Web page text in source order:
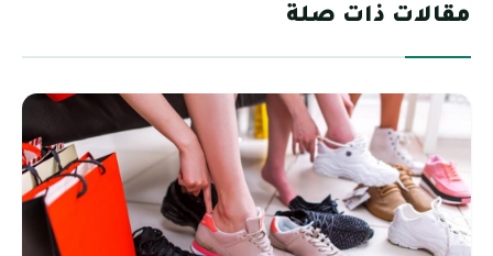
مقالات ذات صلة